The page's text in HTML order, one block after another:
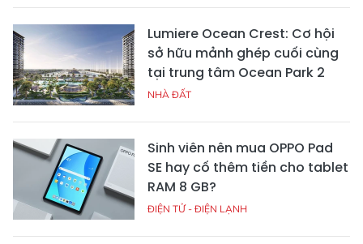
Lumiere Ocean Crest: Cơ hội
sở hữu mảnh ghép cuối cùng
tại trung tâm Ocean Park 2
NHÀ ĐẤT
Sinh viên nên mua OPPO Pad
SE hay cố thêm tiền cho tablet
RAM 8 GB?
ĐIỆN TỬ - ĐIỆN LẠNH